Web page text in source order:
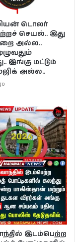
டொலர்
செயல்.. இது
அல்ல..
இங்கு மட்டும்
அல்ல..
இடம்பெற்ற